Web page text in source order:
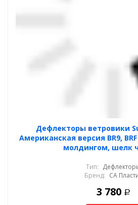
Дефлекторы ветровики
Американская версия BR9,
молдингом, шелк
Тип:
Бренд: СА
3 780 Р